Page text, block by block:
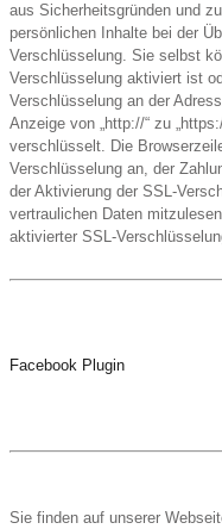
aus Sicherheitsgründen und
persönlichen Inhalte bei der
Verschlüsselung. Sie selbst
Verschlüsselung aktiviert ist
Verschlüsselung an der
Anzeige von „http://“ zu
verschlüsselt. Die
Verschlüsselung an, der
der Aktivierung der SSL-
vertraulichen Daten
aktivierter SSL-
Facebook Plugin
Sie finden auf unserer